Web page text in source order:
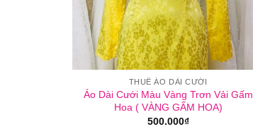
THUÊ ÁO DÀI CƯỚI
Áo Dài Cưới Màu Vàng Trơn Vải Gấm
Hoa ( VÀNG GẤM HOA)
500.000₫